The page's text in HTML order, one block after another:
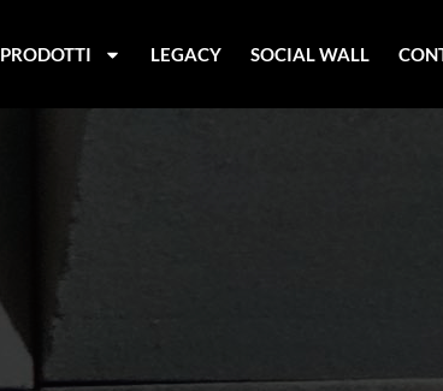
PRODOTTI LEGACY SOCIAL WALL